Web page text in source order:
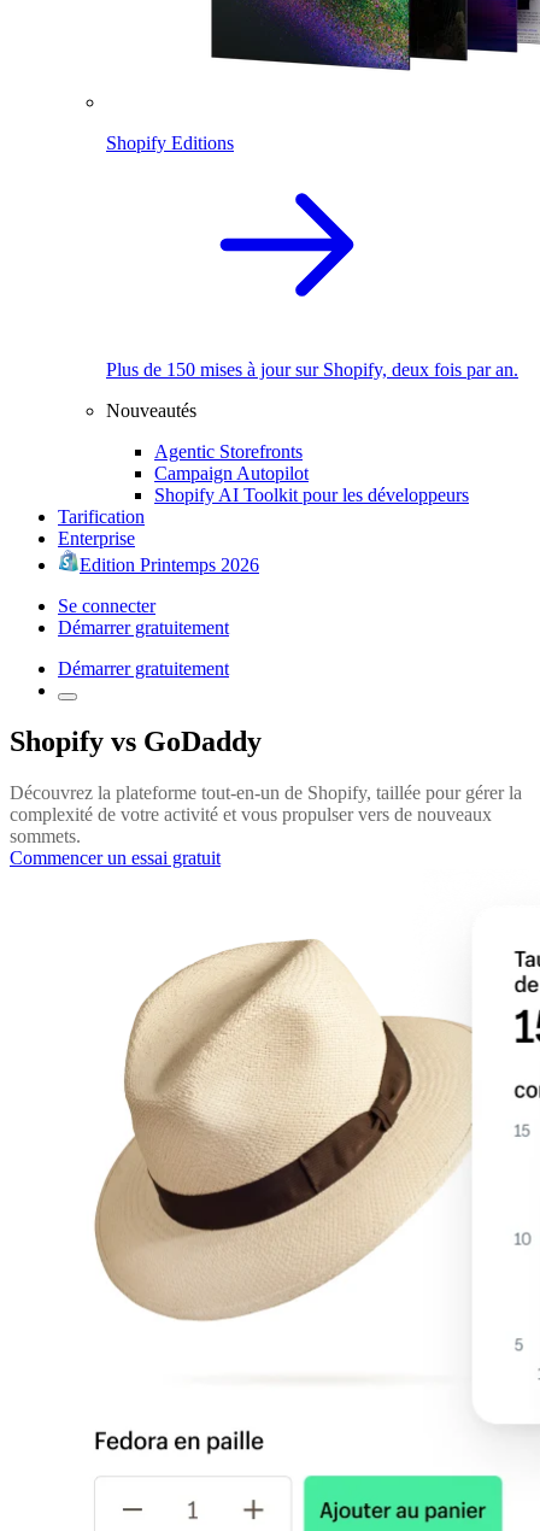
Shopify Editions
Plus de 150 mises à jour sur Shopify, deux fois par an.
Nouveautés
Agentic Storefronts
Campaign Autopilot
Shopify AI Toolkit pour les développeurs
Tarification
Enterprise
Edition Printemps 2026
Se connecter
Démarrer gratuitement
Démarrer gratuitement
Shopify vs GoDaddy
Découvrez la plateforme tout-en-un de Shopify, taillée pour gérer la
complexité de votre activité et vous propulser vers de nouveaux
sommets.
Commencer un essai gratuit